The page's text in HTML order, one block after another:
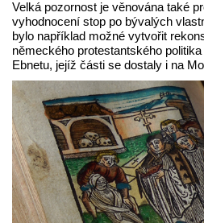
Velká pozornost je věnována také
vyhodnocení stop po bývalých
bylo například možné vytvořit
německého protestantského
Ebnetu, jejíž části se dostaly i na